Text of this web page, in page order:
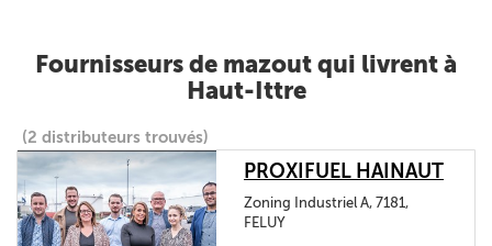
Fournisseurs de mazout qui livrent à
Haut-Ittre
(2 distributeurs trouvés)
PROXIFUEL HAINAUT
Zoning Industriel A, 7181,
FELUY